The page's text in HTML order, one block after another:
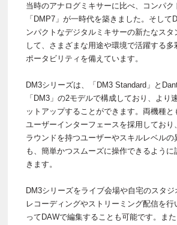
当時のアナログミキサーに比べ、コンパク
「DMP7」が一時代を築きました。そして
ンパクトなデジタルミキサーの新たなスタ
して、さまざまな用途や環境で活躍する多
ポータビリティを備えています。
DM3シリーズは、「DM3 Standard」と
「DM3」の2モデルで構成しており、より
ットアップすることができます。両機種
ユーザーインターフェースを採用しており
ラウンドを持つユーザーやスキルレベルの
も、簡単かつスムーズに操作できるよう
きます。
DM3シリーズをライブ会場や自宅のスタジ
レコーディングやストリーミング配信を
ってDAWで編集することも可能です。ま